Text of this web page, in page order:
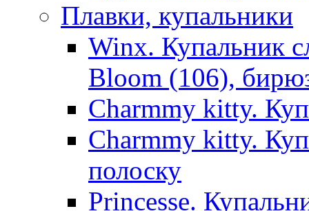
Плавки, купальники
Winx. Купальник
Bloom (106),
Charmmy kitty.
Charmmy kitty.
полоску
Princesse.